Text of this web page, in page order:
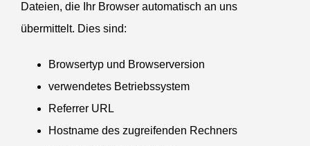
Dateien, die Ihr Browser automa­tisch an uns
übermittelt. Dies sind:
Browsertyp und Browserversion
verwen­detes Betriebssystem
Referrer URL
Hostname des zugrei­fenden Rechners